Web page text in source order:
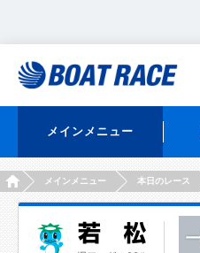
メインメニュー
HOMEメインメニュー 本日のレース